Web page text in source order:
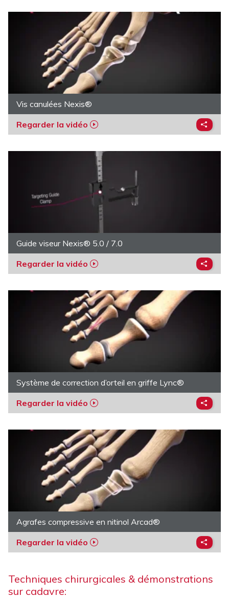
Vis canulées Nexis®
Regarder la vidéo
Guide viseur Nexis® 5.0 / 7.0
Regarder la vidéo
Système de correction d’orteil en griffe Lync®
Regarder la vidéo
Agrafes compressive en nitinol Arcad®
Regarder la vidéo
Techniques chirurgicales & démonstrations
sur cadavre: